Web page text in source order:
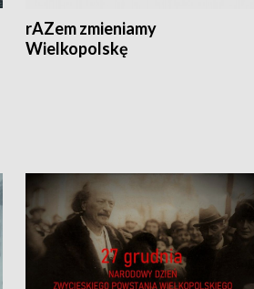
rAZem zmieniamy
Wielkopolskę